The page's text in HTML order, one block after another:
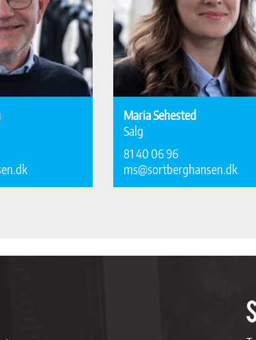
Maria Sehested
Salg
81 40 06 96
ms@sortberghansen.dk